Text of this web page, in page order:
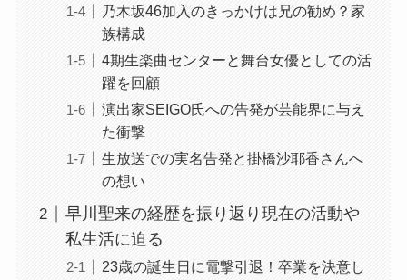
乃木坂46加入のきっかけは兄の勧め？家
族構成
4期生楽曲センターと舞台女優としての活
躍を回顧
演出家SEIGO氏への告発が芸能界に与え
た衝撃
生放送での実名告発と掛橋沙耶香さんへ
の想い
早川聖来の経歴を振り返り現在の活動や
私生活に迫る
23歳の誕生日に電撃引退！卒業を決意し